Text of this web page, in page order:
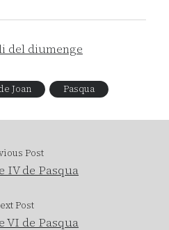
del diumenge
Joan Pasqua
Post
IV de Pasqua
Post
VI de Pasqua